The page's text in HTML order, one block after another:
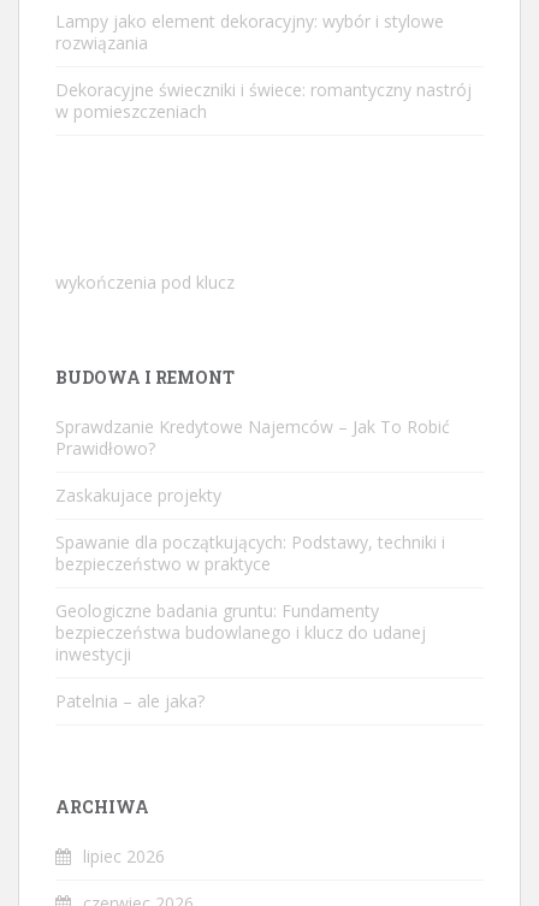
Lampy jako element dekoracyjny: wybór i stylowe
rozwiązania
Dekoracyjne świeczniki i świece: romantyczny nastrój
w pomieszczeniach
wykończenia pod klucz
BUDOWA I REMONT
Sprawdzanie Kredytowe Najemców – Jak To Robić
Prawidłowo?
Zaskakujace projekty
Spawanie dla początkujących: Podstawy, techniki i
bezpieczeństwo w praktyce
Geologiczne badania gruntu: Fundamenty
bezpieczeństwa budowlanego i klucz do udanej
inwestycji
Patelnia – ale jaka?
ARCHIWA
lipiec 2026